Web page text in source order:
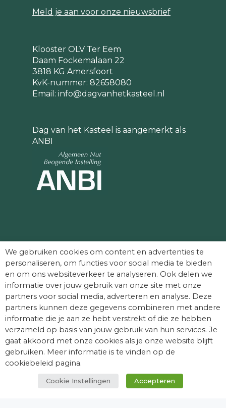
Meld je aan voor onze nieuwsbrief
Klooster OLV Ter Eem
Daam Fockemalaan 22
3818 KG Amersfoort
KvK-nummer: 82658080
Email: info@dagvanhetkasteel.nl
Dag van het Kasteel is aangemerkt als
ANBI
mogelijk maken:
We gebruiken cookies om content en advertenties te
personaliseren, om functies voor social media te bieden
en om ons websiteverkeer te analyseren. Ook delen we
informatie over jouw gebruik van onze site met onze
partners voor social media, adverteren en analyse. Deze
partners kunnen deze gegevens combineren met andere
informatie die je aan ze hebt verstrekt of die ze hebben
verzameld op basis van jouw gebruik van hun services. Je
gaat akkoord met onze cookies als je onze website blijft
gebruiken. Meer informatie is te vinden op de
cookiebeleid pagina.
Cookie Instellingen Accepteren